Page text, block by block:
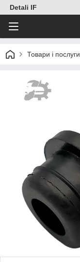
Detali IF
Товари і послуги